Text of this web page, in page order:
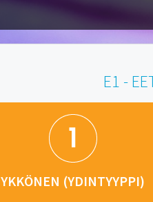
E1 -
YKKÖNEN (YDINTYYPPI)